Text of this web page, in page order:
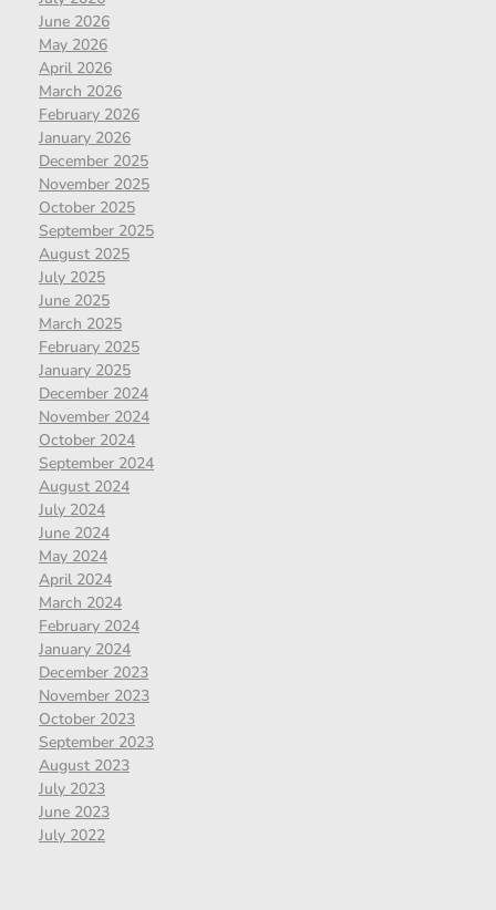
June 2026
May 2026
April 2026
March 2026
February 2026
January 2026
December 2025
November 2025
October 2025
September 2025
August 2025
July 2025
June 2025
March 2025
February 2025
January 2025
December 2024
November 2024
October 2024
September 2024
August 2024
July 2024
June 2024
May 2024
April 2024
March 2024
February 2024
January 2024
December 2023
November 2023
October 2023
September 2023
August 2023
July 2023
June 2023
July 2022